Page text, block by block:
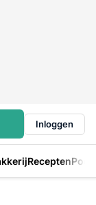
Inloggen
Recepten